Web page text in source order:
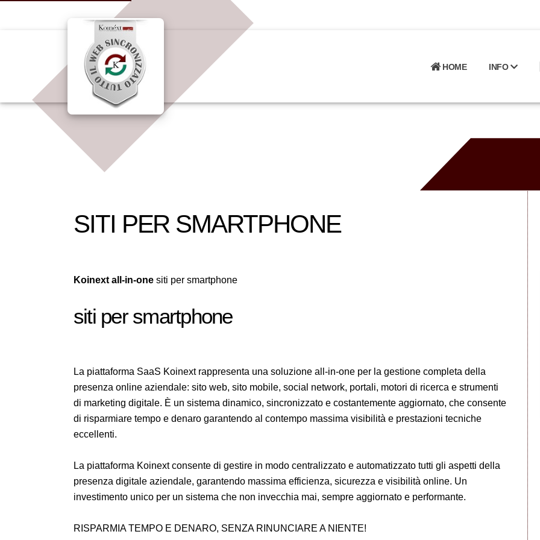
HOME INFO
SITI PER SMARTPHONE
Koinext all-in-one siti per smartphone
siti per smartphone
La piattaforma SaaS Koinext rappresenta una soluzione all-in-one per la gestione completa della
presenza online aziendale: sito web, sito mobile, social network, portali, motori di ricerca e strumenti
di marketing digitale. È un sistema dinamico, sincronizzato e costantemente aggiornato, che consente
di risparmiare tempo e denaro garantendo al contempo massima visibilità e prestazioni tecniche
eccellenti.
La piattaforma Koinext consente di gestire in modo centralizzato e automatizzato tutti gli aspetti della
presenza digitale aziendale, garantendo massima efficienza, sicurezza e visibilità online. Un
investimento unico per un sistema che non invecchia mai, sempre aggiornato e performante.
RISPARMIA TEMPO E DENARO, SENZA RINUNCIARE A NIENTE!